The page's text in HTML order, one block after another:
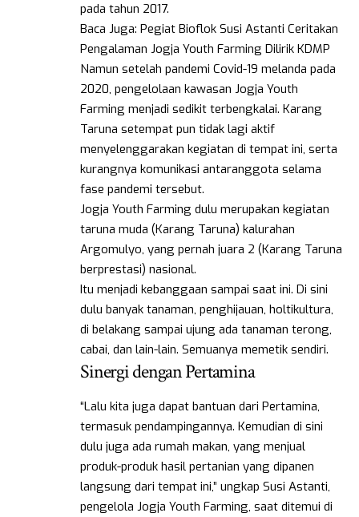
pada tahun 2017.
Baca Juga: Pegiat Bioflok Susi Astanti Ceritakan
Pengalaman Jogja Youth Farming Dilirik KDMP
Namun setelah pandemi Covid-19 melanda pada
2020, pengelolaan kawasan Jogja Youth
Farming menjadi sedikit terbengkalai. Karang
Taruna setempat pun tidak lagi aktif
menyelenggarakan kegiatan di tempat ini, serta
kurangnya komunikasi antaranggota selama
fase pandemi tersebut.
Jogja Youth Farming dulu merupakan kegiatan
taruna muda (Karang Taruna) kalurahan
Argomulyo, yang pernah juara 2 (Karang Taruna
berprestasi) nasional.
Itu menjadi kebanggaan sampai saat ini. Di sini
dulu banyak tanaman, penghijauan, holtikultura,
di belakang sampai ujung ada tanaman terong,
cabai, dan lain-lain. Semuanya memetik sendiri.
Sinergi dengan Pertamina
“Lalu kita juga dapat bantuan dari Pertamina,
termasuk pendampingannya. Kemudian di sini
dulu juga ada rumah makan, yang menjual
produk-produk hasil pertanian yang dipanen
langsung dari tempat ini,” ungkap Susi Astanti,
pengelola Jogja Youth Farming, saat ditemui di